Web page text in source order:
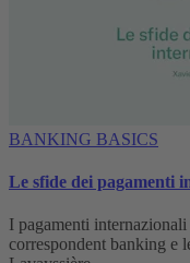
BANKING BASICS
Le sfide dei pagamenti
I pagamenti
correspondent banking e